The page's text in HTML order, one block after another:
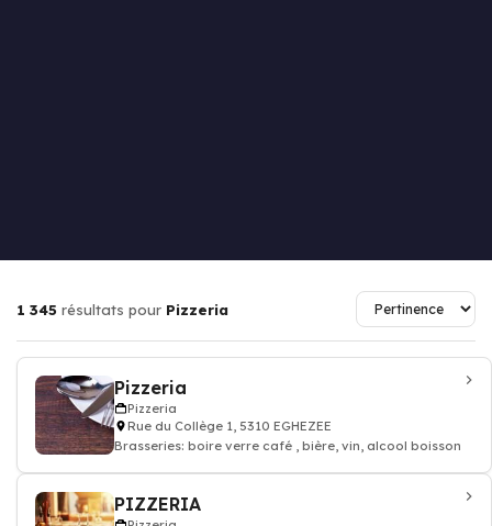
1 345 résultats pour Pizzeria
Pizzeria
Pizzeria
Rue du Collège 1, 5310 EGHEZEE
Brasseries: boire verre café , bière, vin, alcool boisson
PIZZERIA